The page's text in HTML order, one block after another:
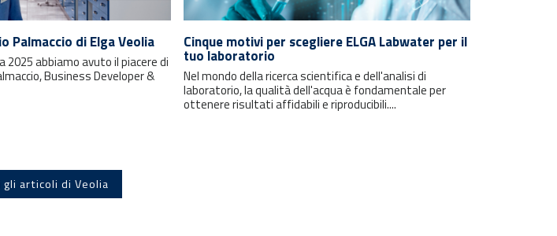
Palmaccio di Elga Veolia
2025 abbiamo avuto il piacere di
Business Developer &
Cinque motivi per scegliere ELGA Labwater per il
tuo laboratorio
Nel mondo della ricerca scientifica e dell'analisi di
laboratorio, la qualità dell'acqua è fondamentale per
ottenere risultati affidabili e riproducibili....
articoli di Veolia